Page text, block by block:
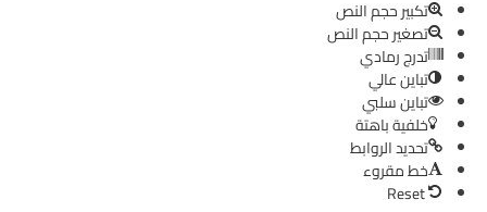
تكبير حجم النص
تصغير حجم النص
تدرج رمادي
تباين عالي
تباين سلبي
خلفية باهتة
تحديد الروابط
خط مقروء
Reset